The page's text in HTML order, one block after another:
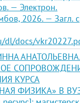
— Электрон.
2026. — Загл. с
dl/docs/
КУРСА
ФИЗИКА» В